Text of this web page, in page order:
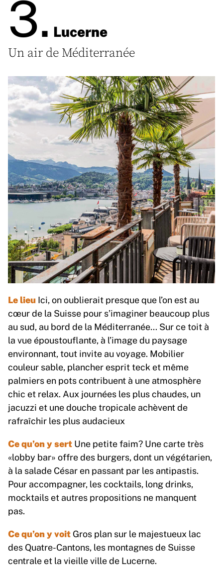
3. Lucerne
Un air de Méditerranée
Le lieu Ici, on oublierait presque que l’on est au
cœur de la Suisse pour s’imaginer beaucoup plus
au sud, au bord de la Méditerranée… Sur ce toit à
la vue époustouflante, à l’image du paysage
environnant, tout invite au voyage. Mobilier
couleur sable, plancher esprit teck et même
palmiers en pots contribuent à une atmosphère
chic et relax. Aux journées les plus chaudes, un
jacuzzi et une douche tropicale achèvent de
rafraîchir les plus audacieux
Ce qu’on y sert Une petite faim? Une carte très
«lobby bar» offre des burgers, dont un végétarien,
à la salade César en passant par les antipastis.
Pour accompagner, les cocktails, long drinks,
mocktails et autres propositions ne manquent
pas.
Ce qu’on y voit Gros plan sur le majestueux lac
des Quatre-Cantons, les montagnes de Suisse
centrale et la vieille ville de Lucerne.